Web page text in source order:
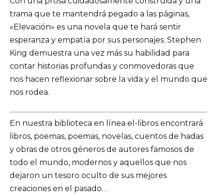
trama que te mantendrá pegado a las páginas,
«Elevación» es una novela que te hará sentir
esperanza y empatía por sus personajes. Stephen
King demuestra una vez más su habilidad para
contar historias profundas y conmovedoras que
nos hacen reflexionar sobre la vida y el mundo que
nos rodea.
En nuestra biblioteca en línea el-libros encontrará
libros, poemas, poemas, novelas, cuentos de hadas
y obras de otros géneros de autores famosos de
todo el mundo, modernos y aquellos que nos
dejaron un tesoro oculto de sus mejores
creaciones en el pasado. .